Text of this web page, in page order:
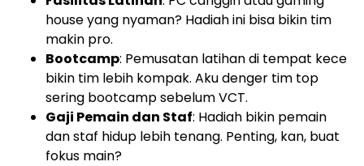
house yang nyaman? Hadiah ini bisa bikin tim
makin pro.
Bootcamp: Pemusatan latihan di tempat kece
bikin tim lebih kompak. Aku denger tim top
sering bootcamp sebelum VCT.
Gaji Pemain dan Staf: Hadiah bikin pemain
dan staf hidup lebih tenang. Penting, kan, buat
fokus main?